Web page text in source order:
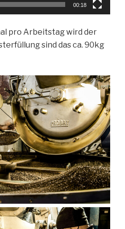
00:18
pro Arbeitstag wird der
sind das ca. 90kg